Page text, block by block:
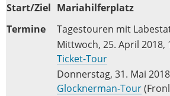
Start/Ziel Mariahilferplatz
Termine
Tagestouren mit
Mittwoch, 25. April 2018,
Ticket-Tour
Donnerstag, 31. Mai
Glocknerman-Tour